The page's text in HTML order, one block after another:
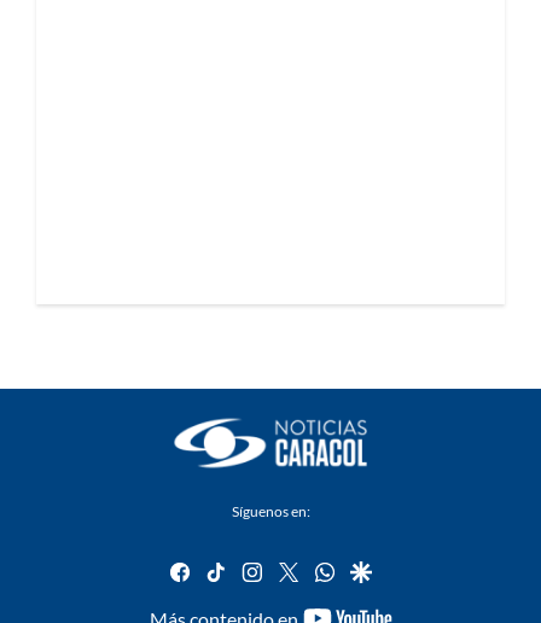
Síguenos en:
facebook
tiktok instagram
twitterwhatsapp
google
Más contenido en
youtube-